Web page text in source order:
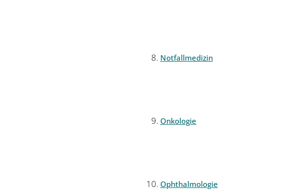
Notfallmedizin
Onkologie
Ophthalmologie